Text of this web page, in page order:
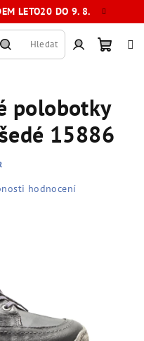
LETO20 DO 9. 8.
Hledat
košík
polobotky
15886
hodnocení